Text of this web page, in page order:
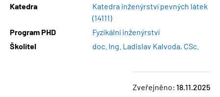
Katedra
Katedra inženýrství pevných látek
(14111)
Program PHD
Fyzikální inženýrství
Školitel
doc. Ing. Ladislav Kalvoda, CSc.
Zveřejněno: 18.11.2025